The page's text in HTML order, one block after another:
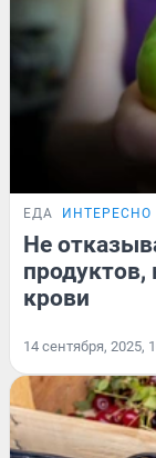
ЕДА ИНТЕРЕСНО
Не
крови
14 сентября, 2025,